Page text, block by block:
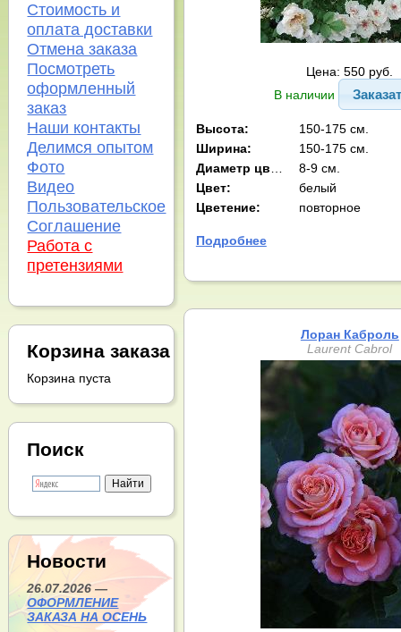
Цена: 550 руб.
В наличии
Высота:
150-175 см.
Ширина:
150-175 см.
Диаметр цв-ка:
8-9 см.
Цвет:
белый
Цветение:
повторное
Подробнее
Лоран Каброль
Laurent Cabrol
Стоимость и
оплата доставки
Отмена заказа
Посмотреть
оформленный
заказ
Наши контакты
Делимся опытом
Фото
Видео
Пользовательское
Соглашение
Работа с
претензиями
Корзина заказа
Корзина пуста
Поиск
Новости
26.07.2026 —
ОФОРМЛЕНИЕ
ЗАКАЗА НА ОСЕНЬ